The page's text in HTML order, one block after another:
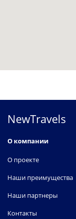
NewTravels
О компании
О проекте
Наши преимущества
Наши партнеры
Контакты